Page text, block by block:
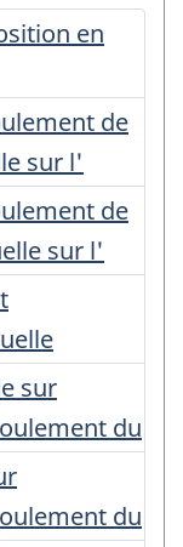
en
de
sur l'
de
sur l'
sur
du
du